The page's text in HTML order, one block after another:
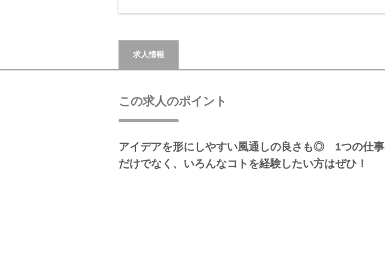
求人情報
この求人のポイント
アイデアを形にしやすい風通しの良さも◎ 1つの仕事
だけでなく、いろんなコトを経験したい方はぜひ！